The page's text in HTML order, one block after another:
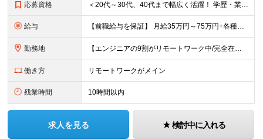
応募資格 ＜20代～30代、40代まで幅広く活躍！ 学歴・業界・領域不問＞ インフラエンジニアとして下記いずれかの経験がある方 ■設計・構築の経験（サーバ、ネットワーク、クラウド、セキュリティ、データベース）
給与 【前職給与を保証】 月給35万円～75万円+各種手当+決算賞与 ★資格手当や資格取得報奨金、役職手当など待遇、福利厚生が充実！ ★1年で年収100万円以上アップした社員も在籍！ ※経験・スキルを考
勤務地 【エンジニアの9割がリモートワーク中/完全在宅ワークで働くメンバーも◎】 現在、エンジニアの約9割がリモートワークを実施。 そのうち約3割がフルリモートで勤務しており、地方在住のメンバーも活躍していま
働き方 リモートワークがメイン
残業時間 10時間以内
求人を見る 検討中に入れる